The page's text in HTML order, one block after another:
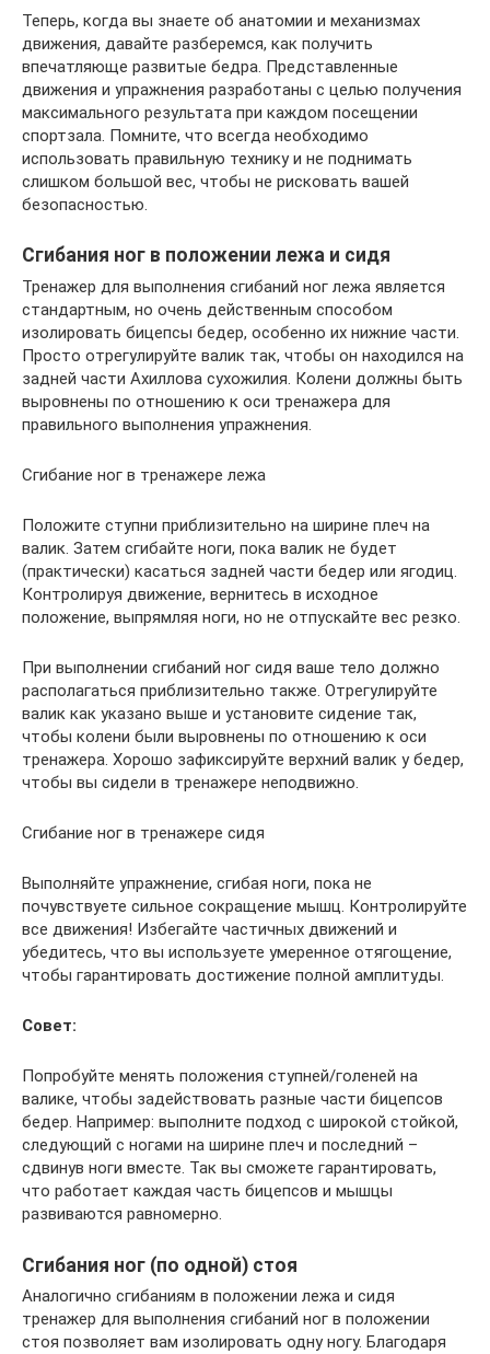
Теперь, когда вы знаете об анатомии и механизмах
движения, давайте разберемся, как получить
впечатляюще развитые бедра. Представленные
движения и упражнения разработаны с целью получения
максимального результата при каждом посещении
спортзала. Помните, что всегда необходимо
использовать правильную технику и не поднимать
слишком большой вес, чтобы не рисковать вашей
безопасностью.
Сгибания ног в положении лежа и сидя
Тренажер для выполнения сгибаний ног лежа является
стандартным, но очень действенным способом
изолировать бицепсы бедер, особенно их нижние части.
Просто отрегулируйте валик так, чтобы он находился на
задней части Ахиллова сухожилия. Колени должны быть
выровнены по отношению к оси тренажера для
правильного выполнения упражнения.
Сгибание ног в тренажере лежа
Положите ступни приблизительно на ширине плеч на
валик. Затем сгибайте ноги, пока валик не будет
(практически) касаться задней части бедер или ягодиц.
Контролируя движение, вернитесь в исходное
положение, выпрямляя ноги, но не отпускайте вес резко.
При выполнении сгибаний ног сидя ваше тело должно
располагаться приблизительно также. Отрегулируйте
валик как указано выше и установите сидение так,
чтобы колени были выровнены по отношению к оси
тренажера. Хорошо зафиксируйте верхний валик у бедер,
чтобы вы сидели в тренажере неподвижно.
Сгибание ног в тренажере сидя
Выполняйте упражнение, сгибая ноги, пока не
почувствуете сильное сокращение мышц. Контролируйте
все движения! Избегайте частичных движений и
убедитесь, что вы используете умеренное отягощение,
чтобы гарантировать достижение полной амплитуды.
Совет:
Попробуйте менять положения ступней/голеней на
валике, чтобы задействовать разные части бицепсов
бедер. Например: выполните подход с широкой стойкой,
следующий с ногами на ширине плеч и последний –
сдвинув ноги вместе. Так вы сможете гарантировать,
что работает каждая часть бицепсов и мышцы
развиваются равномерно.
Сгибания ног (по одной) стоя
Аналогично сгибаниям в положении лежа и сидя
тренажер для выполнения сгибаний ног в положении
стоя позволяет вам изолировать одну ногу. Благодаря